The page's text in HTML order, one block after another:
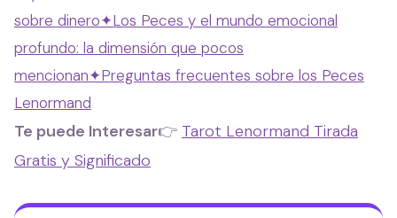
sobre dinero✦Los Peces y el mundo emocional
profundo: la dimensión que pocos
mencionan✦Preguntas frecuentes sobre los Peces
Lenormand
Te puede Interesar👉 Tarot Lenormand Tirada
Gratis y Significado